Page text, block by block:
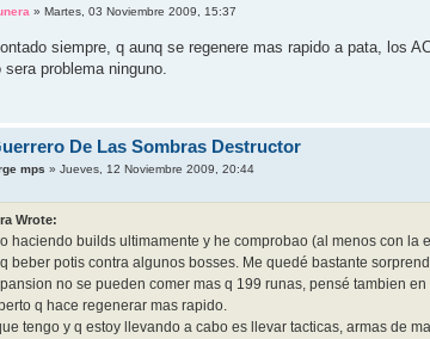
» Martes, 03 Noviembre 2009, 15:37
siempre, q aunq se regenere mas rapido a pata, los
problema ninguno.
De Las Sombras Destructor
mps » Jueves, 12 Noviembre 2009, 20:44
Wrote:
haciendo builds ultimamente y he comprobao (al menos con
beber potis contra algunos bosses. Me quedé bastante
no se pueden comer mas q 199 runas, pensé tambien
q hace regenerar mas rapido.
tengo y q estoy llevando a cabo es llevar tacticas, armas de